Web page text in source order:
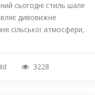
сьогодні стиль шале
дивовижне
сільської атмосфери,
3228